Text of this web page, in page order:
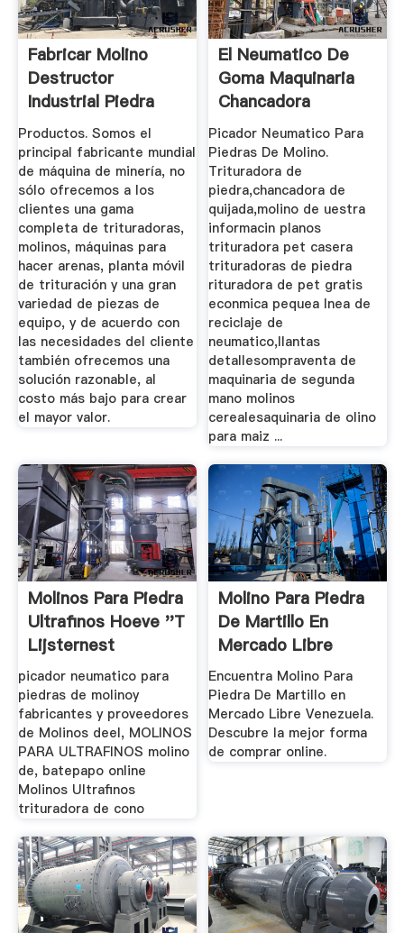
Fabricar Molino
Destructor
Industrial Piedra
Productos. Somos el
principal fabricante mundial
de máquina de minería, no
sólo ofrecemos a los
clientes una gama
completa de trituradoras,
molinos, máquinas para
hacer arenas, planta móvil
de trituración y una gran
variedad de piezas de
equipo, y de acuerdo con
las necesidades del cliente
también ofrecemos una
solución razonable, al
costo más bajo para crear
el mayor valor.
El Neumatico De
Goma Maquinaria
Chancadora
Picador Neumatico Para
Piedras De Molino.
Trituradora de
piedra,chancadora de
quijada,molino de uestra
informacin planos
trituradora pet casera
trituradoras de piedra
rituradora de pet gratis
econmica pequea lnea de
reciclaje de
neumatico,llantas
detallesompraventa de
maquinaria de segunda
mano molinos
cerealesaquinaria de olino
para maiz ...
Molinos Para Piedra
Ultrafinos Hoeve ''t
Lijsternest
picador neumatico para
piedras de molinoy
fabricantes y proveedores
de Molinos deel, MOLINOS
PARA ULTRAFINOS molino
de, batepapo online
Molinos Ultrafinos
trituradora de cono
Molino Para Piedra
De Martillo En
Mercado Libre
Venezuela
Encuentra Molino Para
Piedra De Martillo en
Mercado Libre Venezuela.
Descubre la mejor forma
de comprar online.